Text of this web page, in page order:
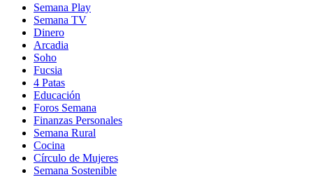
Semana Play
Semana TV
Dinero
Arcadia
Soho
in
new
window
Fucsia
in
new
window
4 Patas
Educación
Foros Semana
Finanzas Personales
Semana Rural
Cocina
Círculo de Mujeres
Semana Sostenible